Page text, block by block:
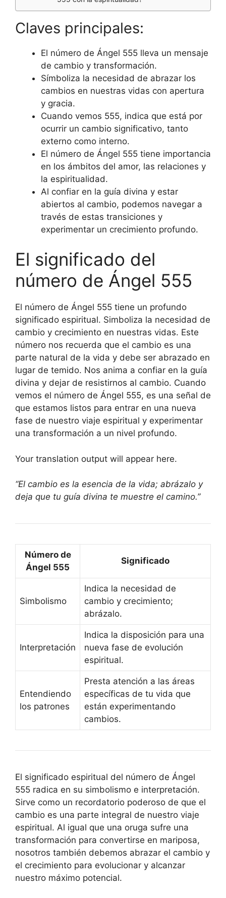
Claves principales:
El número de Ángel 555 lleva un mensaje
de cambio y transformación.
Símboliza la necesidad de abrazar los
cambios en nuestras vidas con apertura
y gracia.
Cuando vemos 555, indica que está por
ocurrir un cambio significativo, tanto
externo como interno.
El número de Ángel 555 tiene importancia
en los ámbitos del amor, las relaciones y
la espiritualidad.
Al confiar en la guía divina y estar
abiertos al cambio, podemos navegar a
través de estas transiciones y
experimentar un crecimiento profundo.
El significado del
número de Ángel 555
El número de Ángel 555 tiene un profundo
significado espiritual. Simboliza la necesidad de
cambio y crecimiento en nuestras vidas. Este
número nos recuerda que el cambio es una
parte natural de la vida y debe ser abrazado en
lugar de temido. Nos anima a confiar en la guía
divina y dejar de resistirnos al cambio. Cuando
vemos el número de Ángel 555, es una señal de
que estamos listos para entrar en una nueva
fase de nuestro viaje espiritual y experimentar
una transformación a un nivel profundo.
Your translation output will appear here.
“El cambio es la esencia de la vida; abrázalo y
deja que tu guía divina te muestre el camino.”
Número de
Ángel 555
Significado
Simbolismo
Indica la necesidad de
cambio y crecimiento;
abrázalo.
Interpretación
Indica la disposición para una
nueva fase de evolución
espiritual.
Entendiendo
los patrones
Presta atención a las áreas
específicas de tu vida que
están experimentando
cambios.
El significado espiritual del número de Ángel
555 radica en su simbolismo e interpretación.
Sirve como un recordatorio poderoso de que el
cambio es una parte integral de nuestro viaje
espiritual. Al igual que una oruga sufre una
transformación para convertirse en mariposa,
nosotros también debemos abrazar el cambio y
el crecimiento para evolucionar y alcanzar
nuestro máximo potencial.